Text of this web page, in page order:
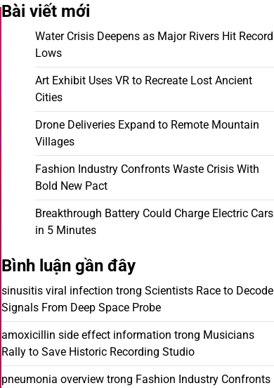
Bài viết mới
Water Crisis Deepens as Major Rivers Hit Record
Lows
Art Exhibit Uses VR to Recreate Lost Ancient
Cities
Drone Deliveries Expand to Remote Mountain
Villages
Fashion Industry Confronts Waste Crisis With
Bold New Pact
Breakthrough Battery Could Charge Electric Cars
in 5 Minutes
Bình luận gần đây
sinusitis viral infection trong Scientists Race to Decode
Signals From Deep Space Probe
amoxicillin side effect information trong Musicians
Rally to Save Historic Recording Studio
pneumonia overviewtrong Fashion Industry Confronts